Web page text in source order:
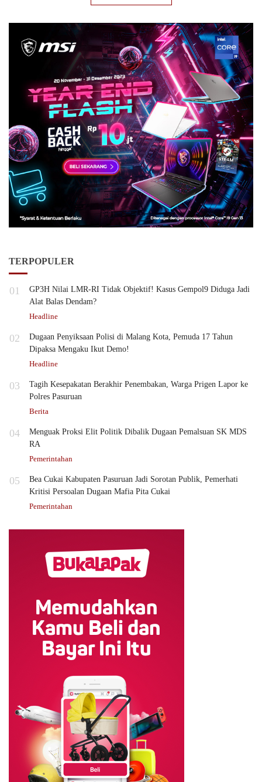
TERPOPULER
01
GP3H Nilai LMR-RI Tidak Objektif! Kasus Gempol9 Diduga Jadi
Alat Balas Dendam?
Headline
02
Dugaan Penyiksaan Polisi di Malang Kota, Pemuda 17 Tahun
Dipaksa Mengaku Ikut Demo!
Headline
03
Tagih Kesepakatan Berakhir Penembakan, Warga Prigen Lapor ke
Polres Pasuruan
Berita
04
Menguak Proksi Elit Politik Dibalik Dugaan Pemalsuan SK MDS
RA
Pemerintahan
05
Bea Cukai Kabupaten Pasuruan Jadi Sorotan Publik, Pemerhati
Kritisi Persoalan Dugaan Mafia Pita Cukai
Pemerintahan